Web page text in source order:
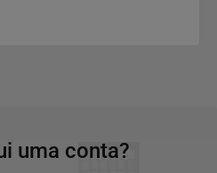
distrital.
uma conta?